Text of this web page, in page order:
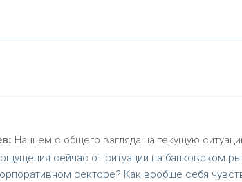
Начнем с общего взгляда на текущую
сейчас от ситуации на банковском
секторе? Как вообще себя